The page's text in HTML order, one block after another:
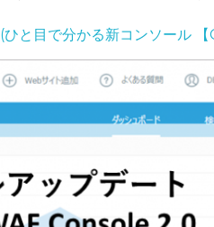
と目で分かる新コンソール